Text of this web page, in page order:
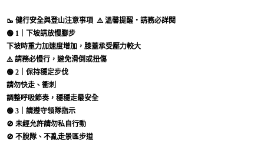
🥾 健行安全與登山注意事項 ⚠️ 溫馨提醒・請務必詳閱
🟢 1｜下坡請放慢腳步
下坡時重力加速度增加，膝蓋承受壓力較大
⚠️ 請務必慢行，避免滑倒或扭傷
🟢2｜保持穩定步伐
請勿快走、衝刺
調整呼吸節奏，穩穩走最安全
🟢3｜請遵守領隊指示
🚫 未經允許請勿私自行動
🚫 不脫隊、不亂走景區步道